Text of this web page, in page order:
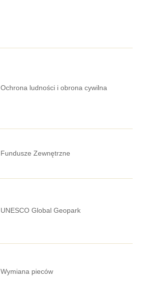
Ochrona ludności i obrona cywilna
Fundusze Zewnętrzne
UNESCO Global Geopark
Wymiana pieców